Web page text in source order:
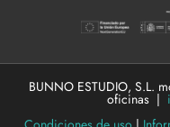
BUNNO ESTUDIO, S.L.
oficinas |